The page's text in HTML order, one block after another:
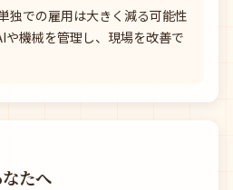
独での雇用は大きく減る可能性
や機械を管理し、現場を改善で
たへ